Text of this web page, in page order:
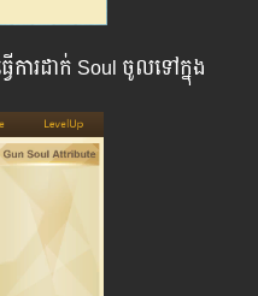
ការដាក់ Soul ចូលទៅក្នុង